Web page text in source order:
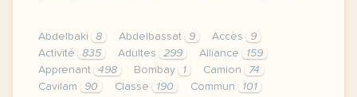
Abdelbaki 8 Abdelbassat 9 Accès
9
Activité
835 Adultes 299 Alliance
159
Apprenant
498 Bombay 1 Camion
74
Cavilam
90 Classe 190 Commun
101